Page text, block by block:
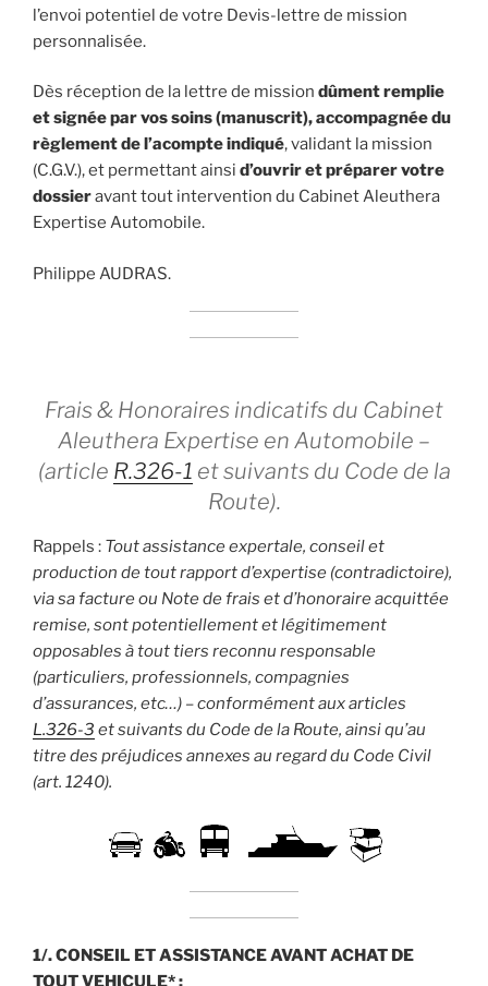
l’envoi potentiel de votre Devis-lettre de mission
personnalisée.
Dès réception de la lettre de mission dûment remplie
et signée par vos soins (manuscrit), accompagnée du
règlement de l’acompte indiqué, validant la mission
(C.G.V.), et permettant ainsi d’ouvrir et préparer votre
dossieravant tout intervention du Cabinet Aleuthera
Expertise Automobile.
Philippe AUDRAS.
Frais & Honoraires indicatifs du Cabinet
Aleuthera Expertise en Automobile –
(article R.326-1 et suivants du Code de la
Route).
Rappels : Tout assistance expertale, conseil et
production de tout rapport d’expertise (contradictoire),
via sa facture ou Note de frais et d’honoraire acquittée
remise, sont potentiellement et légitimement
opposables à tout tiers reconnu responsable
(particuliers, professionnels, compagnies
d’assurances, etc…) – conformément aux articles
L.326-3 et suivants du Code de la Route, ainsi qu’au
titre des préjudices annexes au regard du Code Civil
(art. 1240).
1/. CONSEIL ET ASSISTANCE AVANT ACHAT DE
TOUT VEHICULE* :